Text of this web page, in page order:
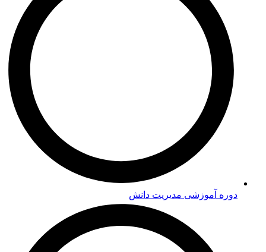
دوره‌ آموزشی مدیریت دانش